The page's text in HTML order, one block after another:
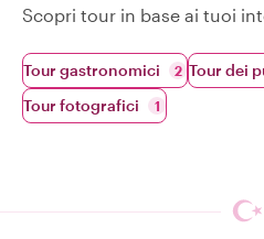
Scopri tour in base ai tuoi
Tour gastronomici 2 Tour dei
Tour fotografici 1